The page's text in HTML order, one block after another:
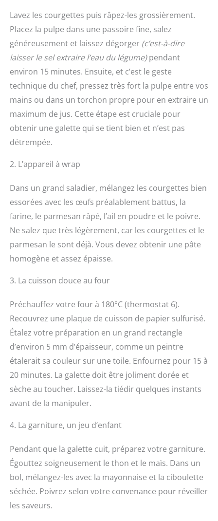
Lavez les courgettes puis râpez-les grossièrement.
Placez la pulpe dans une passoire fine, salez
généreusement et laissez dégorger (c’est-à-dire
laisser le sel extraire l’eau du légume)pendant
environ 15 minutes. Ensuite, et c’est le geste
technique du chef, pressez très fort la pulpe entre vos
mains ou dans un torchon propre pour en extraire un
maximum de jus. Cette étape est cruciale pour
obtenir une galette qui se tient bien et n’est pas
détrempée.
2. L’appareil à wrap
Dans un grand saladier, mélangez les courgettes bien
essorées avec les œufs préalablement battus, la
farine, le parmesan râpé, l’ail en poudre et le poivre.
Ne salez que très légèrement, car les courgettes et le
parmesan le sont déjà. Vous devez obtenir une pâte
homogène et assez épaisse.
3. La cuisson douce au four
Préchauffez votre four à 180°C (thermostat 6).
Recouvrez une plaque de cuisson de papier sulfurisé.
Étalez votre préparation en un grand rectangle
d’environ 5 mm d’épaisseur, comme un peintre
étalerait sa couleur sur une toile. Enfournez pour 15 à
20 minutes. La galette doit être joliment dorée et
sèche au toucher. Laissez-la tiédir quelques instants
avant de la manipuler.
4. La garniture, un jeu d’enfant
Pendant que la galette cuit, préparez votre garniture.
Égouttez soigneusement le thon et le maïs. Dans un
bol, mélangez-les avec la mayonnaise et la ciboulette
séchée. Poivrez selon votre convenance pour réveiller
les saveurs.